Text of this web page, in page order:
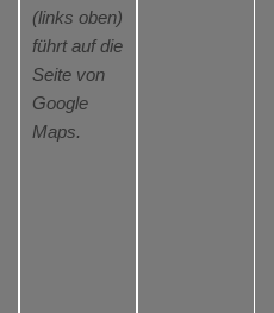
(links oben)
führt auf die
Seite von
Google
Maps.